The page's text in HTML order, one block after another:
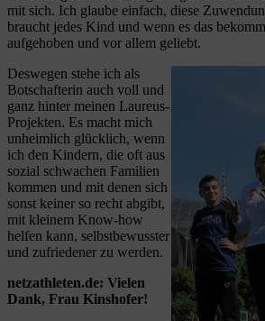
mit sich. Ich glaube einfach, diese
braucht jedes Kind und wenn es das
aufgehoben und vor allem geliebt.
Deswegen stehe ich als
Botschafterin auch voll und
ganz hinter meinen Laureus-
Projekten. Es macht mich
unheimlich glücklich, wenn
ich den Kindern, die oft aus
sozial schwachen Familien
kommen und mit denen sich
sonst keiner so recht abgibt,
mit kleinem Know-how
helfen kann, selbstbewusster
und zufriedener zu werden.
netzathleten.de: Vielen
Dank, Frau Kinshofer!